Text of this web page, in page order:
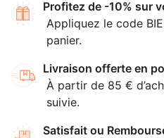
Profitez de -10% sur
Appliquez le code
panier.
Livraison offerte en
À partir de 85 €
suivie.
Satisfait ou